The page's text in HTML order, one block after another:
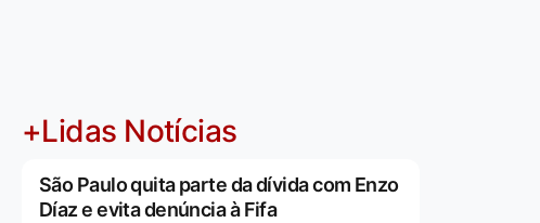
+Lidas Notícias
São Paulo quita parte da dívida com Enzo
Díaz e evita denúncia à Fifa